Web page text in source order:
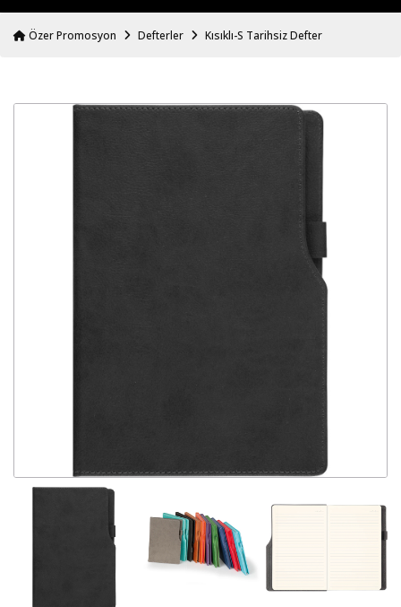
Özer Promosyon Defterler Kısıklı-S Tarihsiz Defter